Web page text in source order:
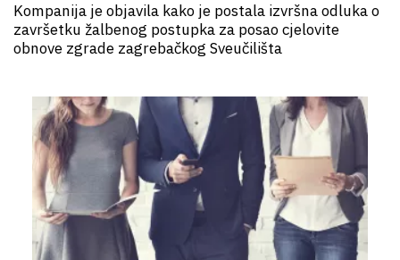
Kompanija je objavila kako je postala izvršna odluka o
završetku žalbenog postupka za posao cjelovite
obnove zgrade zagrebačkog Sveučilišta